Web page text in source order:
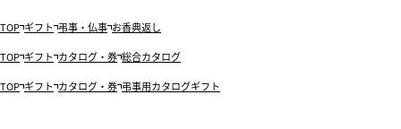
TOP ギフト 弔事・仏事 お香典返し
TOP ギフト カタログ・券 総合カタログ
TOP ギフト カタログ・券 弔事用カタログギフト